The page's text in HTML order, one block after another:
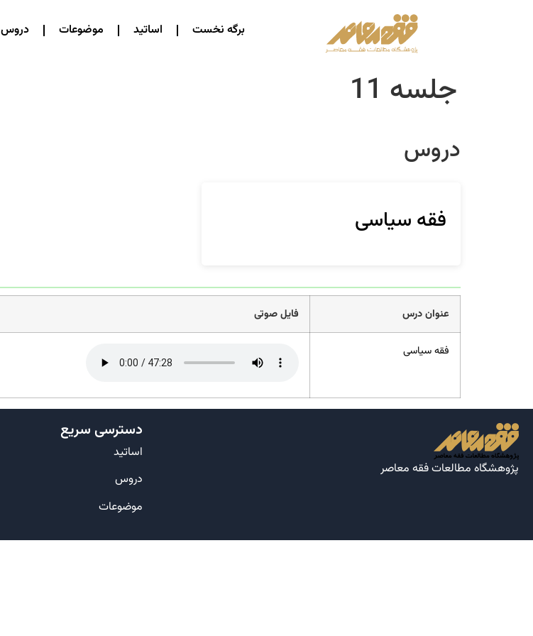
برگه نخست اساتید موضوعات دروس
جلسه 11
دروس
فقه سیاسی
عنوان درس فایل صوتی
فقه سیاسی
پژوهشگاه مطالعات فقه معاصر
دسترسی سریع
اساتید
دروس
موضوعات